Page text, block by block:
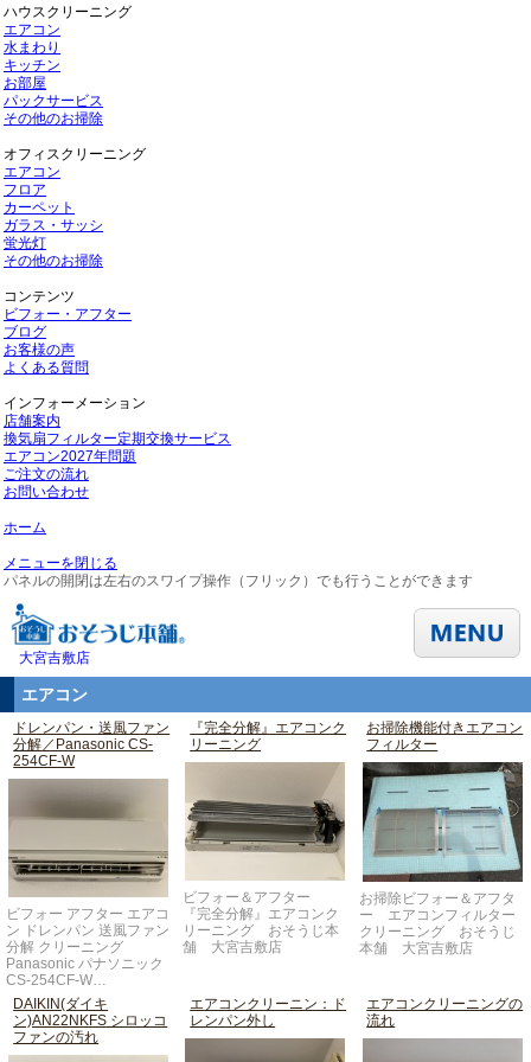
ハウスクリーニング
エアコン
水まわり
キッチン
お部屋
パックサービス
その他のお掃除
オフィスクリーニング
エアコン
フロア
カーペット
ガラス・サッシ
蛍光灯
その他のお掃除
コンテンツ
ビフォー・アフター
ブログ
お客様の声
よくある質問
インフォーメーション
店舗案内
換気扇フィルター定期交換サービス
エアコン2027年問題
ご注文の流れ
お問い合わせ
ホーム
メニューを閉じる
パネルの開閉は左右のスワイプ操作（フリック）でも行うことができます
大宮吉敷店
エアコン
ドレンパン・送風ファン
分解／Panasonic CS-
254CF-W
ビフォー アフター エアコ
ン ドレンパン 送風ファン
分解 クリーニング
Panasonic パナソニック
CS-254CF-W…
『完全分解』エアコンク
リーニング
ビフォー＆アフター
『完全分解』エアコンク
リーニング おそうじ本
舗 大宮吉敷店
お掃除機能付きエアコン
フィルター
お掃除ビフォー＆アフタ
ー エアコンフィルター
クリーニング おそうじ
本舗 大宮吉敷店
DAIKIN(ダイキ
ン)AN22NKFS シロッコ
ファンの汚れ
エアコンクリーニン：ド
レンパン外し
エアコンクリーニングの
流れ